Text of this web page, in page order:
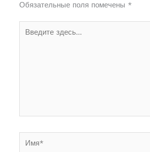
Обязательные поля помечены *
здесь...